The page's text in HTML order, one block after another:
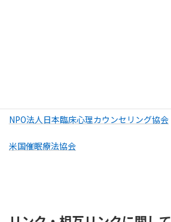
NPO法人日本臨床心理カウンセリング協会
米国催眠療法協会